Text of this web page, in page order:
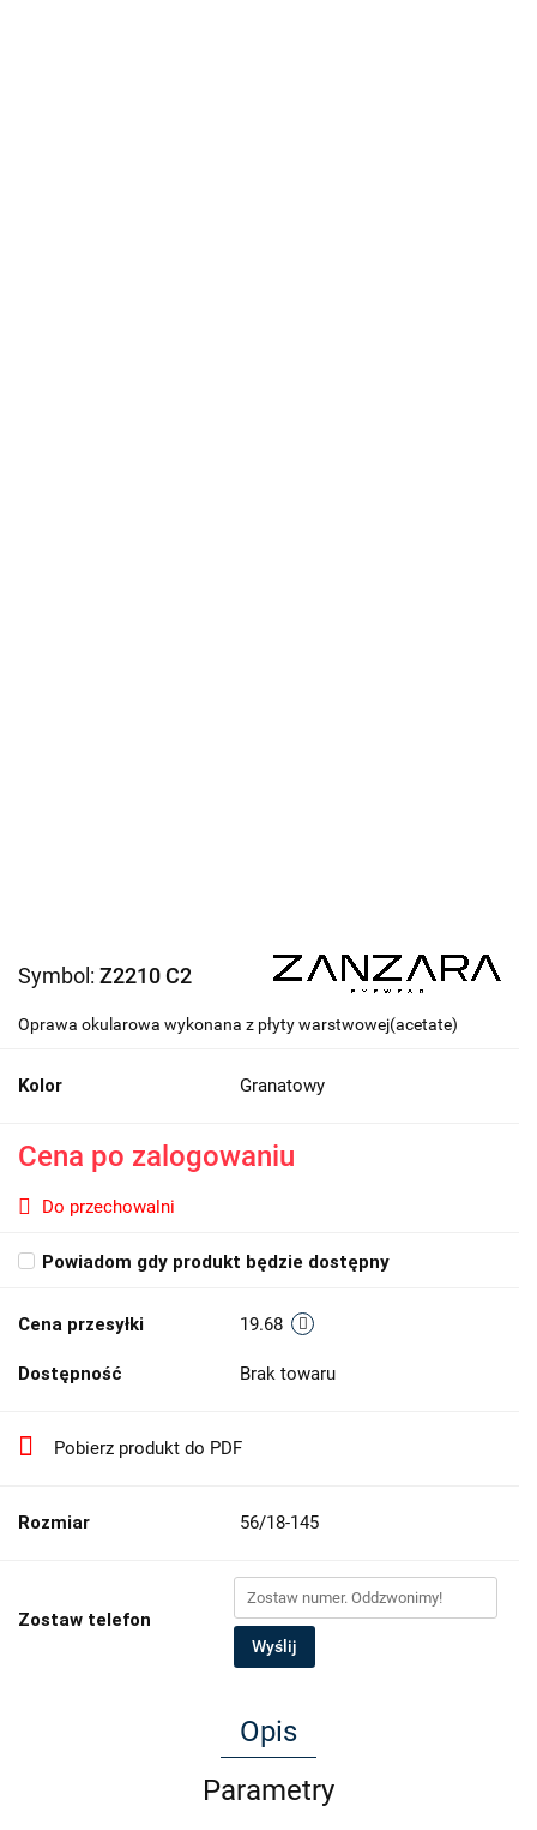
Symbol: Z2210 C2
Oprawa okularowa wykonana z płyty warstwowej(acetate)
Kolor Granatowy
Cena po zalogowaniu
Do przechowalni
Powiadom gdy produkt będzie dostępny
Cena przesyłki 19.68
Dostępność Brak towaru
Pobierz produkt do PDF
Rozmiar 56/18-145
Zostaw telefon
Wyślij
Opis
Parametry